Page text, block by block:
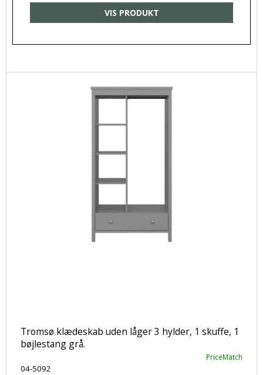
VIS PRODUKT
Tromsø klædeskab uden låger 3 hylder, 1 skuffe, 1
bøjlestang grå.
PriceMatch
04-5092